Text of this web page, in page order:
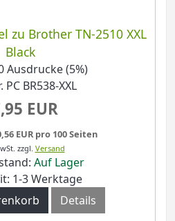
zu Brother TN-2510 XXL
Black
Ausdrucke (5%)
PC BR538-XXL
EUR
EUR pro 100 Seiten
zzgl. Versand
Auf Lager
1-3 Werktage
Details